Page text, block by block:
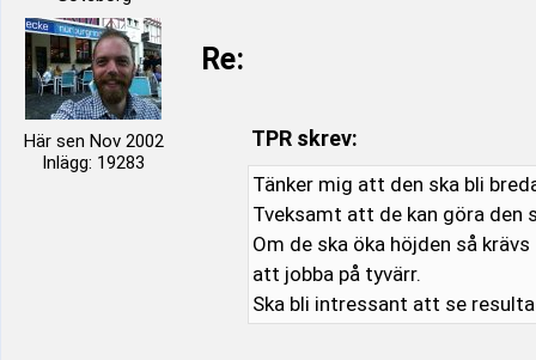
Här sen Nov 2002
Inlägg: 19283
Re:
TPR skrev:
Tänker mig att den ska bli
Tveksamt att de kan göra den
Om de ska öka höjden så
att jobba på tyvärr.
Ska bli intressant att se